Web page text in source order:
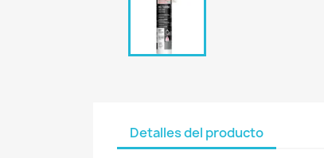
Detalles del producto